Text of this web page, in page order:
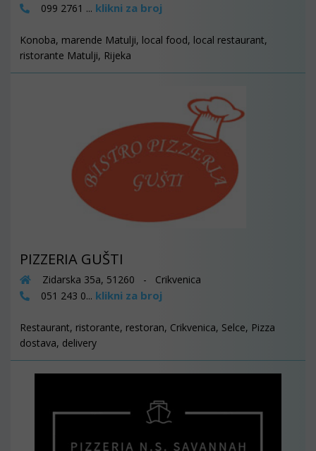
099 2761 ... klikni za broj
Konoba, marende Matulji, local food, local restaurant,
ristorante Matulji, Rijeka
PIZZERIA GUŠTI
Zidarska 35a, 51260 - Crikvenica
051 243 0... klikni za broj
Restaurant, ristorante, restoran, Crikvenica, Selce, Pizza
dostava, delivery